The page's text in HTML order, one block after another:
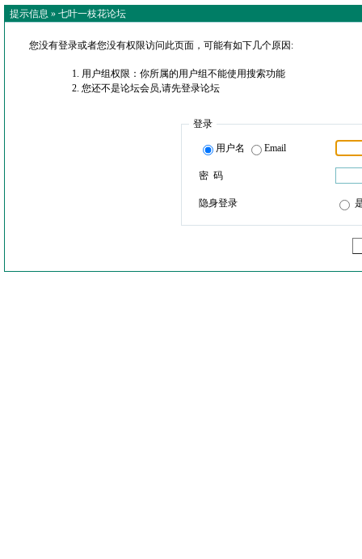
提示信息 » 七叶一枝花论坛
您没有登录或者您没有权限访问此页面，可能有如下几个原因:
用户组权限：你所属的用户组不能使用搜索功能
您还不是论坛会员,请先登录论坛
登录
用户名 Email
密 码
隐身登录